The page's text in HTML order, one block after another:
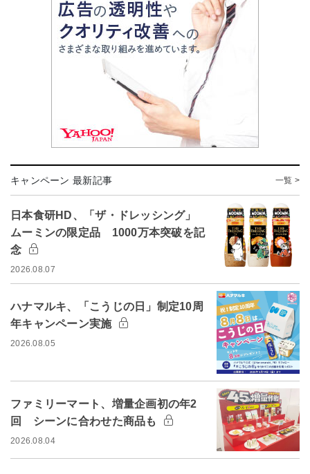
キャンペーン 最新記事 一覧 >
日本食研HD、「ザ・ドレッシング」
ムーミンの限定品 1000万本突破を記
念
2026.08.07
ハナマルキ、「こうじの日」制定10周
年キャンペーン実施
2026.08.05
ファミリーマート、増量企画初の年2
回 シーンに合わせた商品も
2026.08.04